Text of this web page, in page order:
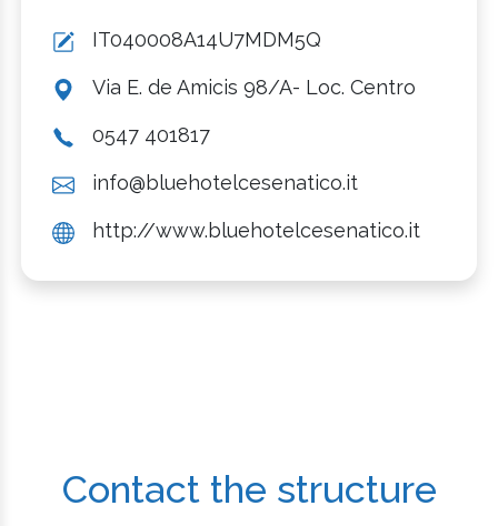
IT040008A14U7MDM5Q
Via E. de Amicis 98/A- Loc. Centro
0547 401817
info@bluehotelcesenatico.it
http://www.bluehotelcesenatico.it
Contact the structure